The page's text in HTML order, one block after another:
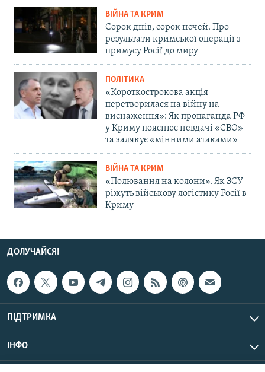
ВІЙНА ТА КРИМ
Сорок днів, сорок ночей. Про
результати кримської операції з
примусу Росії до миру
ПОЛІТИКА
«Короткострокова акція
перетворилася на війну на
виснаження»: Як пропаганда РФ
у Криму пояснює невдачі «СВО»
та залякує «мінними атаками»
ВІЙНА ТА КРИМ
«Полювання на колони». Як ЗСУ
ріжуть військову логістику Росії в
Криму
ДОЛУЧАЙСЯ!
ПІДТРИМКА
ІНФО